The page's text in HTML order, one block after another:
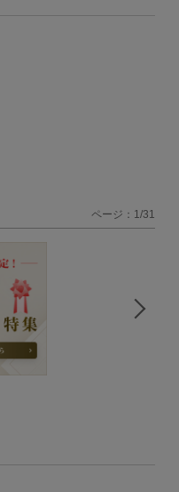
ページ：1/31